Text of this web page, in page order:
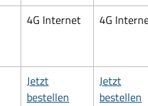
4G Internet 4G
Jetzt
bestellen
Jetzt
bestellen